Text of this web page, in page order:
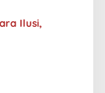
Ilusi,